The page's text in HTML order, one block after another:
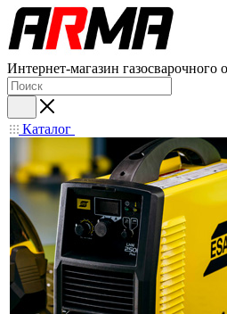
Интернет-магазин газосварочного
Каталог